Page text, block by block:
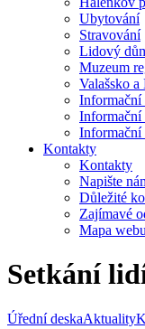
Ubytování
Stravování
Lidový
Muzeum
Valašsko
Informační
Informační
Kontakty
Kontakty
Napište
Důležité
Zajímavé
Mapa webu
Setkání
Úřední deskaAktuality